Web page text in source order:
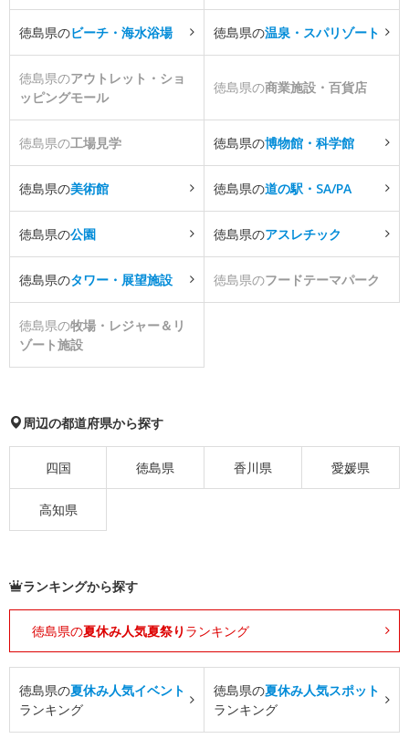
徳島県のビーチ・海水浴場 徳島県の温泉・スパリゾート
徳島県のアウトレット・ショ
ッピングモール
徳島県の商業施設・百貨店
徳島県の工場見学 徳島県の博物館・科学館
徳島県の美術館 徳島県の道の駅・SA/PA
徳島県の公園 徳島県のアスレチック
徳島県のタワー・展望施設 徳島県のフードテーマパーク
徳島県の牧場・レジャー＆リ
ゾート施設
周辺の都道府県から探す
四国 徳島県 香川県 愛媛県
高知県
ランキングから探す
徳島県の夏休み人気夏祭り ランキング
徳島県の夏休み人気イベント
ランキング
徳島県の夏休み人気スポット
ランキング